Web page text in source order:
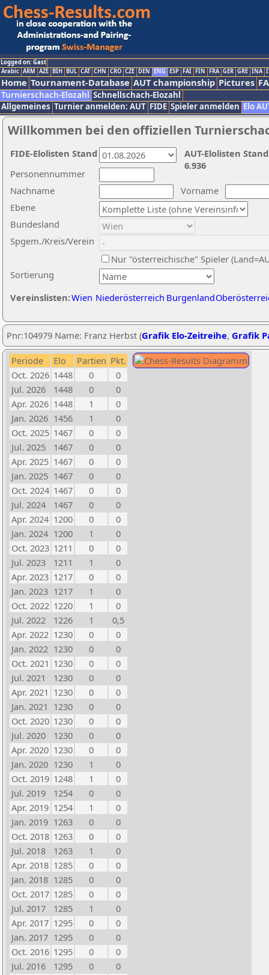
Logged on: Gast
Arabic ARM AZE BIH BUL CAT CHN CRO CZE DEN ENG ESP FAI FIN FRA GER GRE INA
Home Tournament-Database AUT championship Pictures
Turnierschach-Elozahl Schnellschach-Elozahl
Allgemeines Turnier anmelden: AUT FIDE Spieler anmelden Elo
Willkommen bei den offiziellen
Nachname
Vorname
Ebene
Sortierung
Personennummer
Bundesland
Spgem./Kreis/Verein
Nur "österreichische" Spieler
Vereinslisten:Wien Niederösterreich Burgenland
AUT-Elolisten
6.936
FIDE-Elolisten Stand
Pnr:104979 Name: Franz Herbst (Grafik Elo-Zeitreihe, Grafik
Periode Elo Partien Pkt.
Oct. 2026 1448 0
0
Jul. 2026
1448 0
0
Apr. 2026 1448 1
0
Jan. 2026 1456 1
0
Oct. 2025 1467 0
0
Jul. 2025
1467 0
0
Apr. 2025 1467 0
0
Jan. 2025 1467 0
0
Oct. 2024 1467 0
0
Jul. 2024
1467 0
0
Apr. 2024 1200 0
0
Jan. 2024 1200 1
0
Oct. 2023 1211 0
0
Jul. 2023
1211 1
0
Apr. 2023 1217 0
0
Jan. 2023 1217 1
0
Oct. 2022 1220 1
0
Jul. 2022
1226 1
0,5
Apr. 2022 1230 0
0
Jan. 2022 1230 0
0
Oct. 2021 1230 0
0
Jul. 2021
1230 0
0
Apr. 2021 1230 0
0
Jan. 2021 1230 0
0
Oct. 2020 1230 0
0
Jul. 2020
1230 0
0
Apr. 2020 1230 0
0
Jan. 2020 1230 1
0
Oct. 2019 1248 1
0
Jul. 2019
1254 0
0
Apr. 2019 1254 1
0
Jan. 2019 1263 0
0
Oct. 2018 1263 0
0
Jul. 2018
1263 1
0
Apr. 2018 1285 0
0
Jan. 2018 1285 0
0
Oct. 2017 1285 0
0
Jul. 2017
1285 1
0
Apr. 2017 1295 0
0
Jan. 2017 1295 0
0
Oct. 2016 1295 0
0
Jul. 2016
1295 0
0